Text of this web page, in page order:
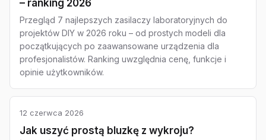
– ranking 2026
Przegląd 7 najlepszych zasilaczy laboratoryjnych do
projektów DIY w 2026 roku – od prostych modeli dla
początkujących po zaawansowane urządzenia dla
profesjonalistów. Ranking uwzględnia cenę, funkcje i
opinie użytkowników.
12 czerwca 2026
Jak uszyć prostą bluzkę z wykroju?